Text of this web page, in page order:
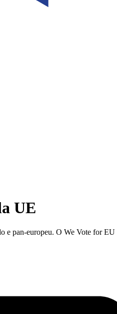
UE
e pan-europeu. O We Vote for